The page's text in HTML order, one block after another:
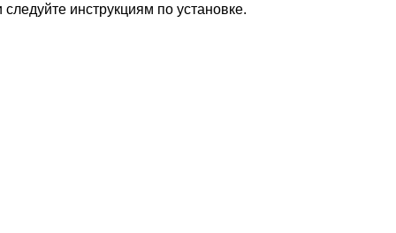
инструкциям по установке.